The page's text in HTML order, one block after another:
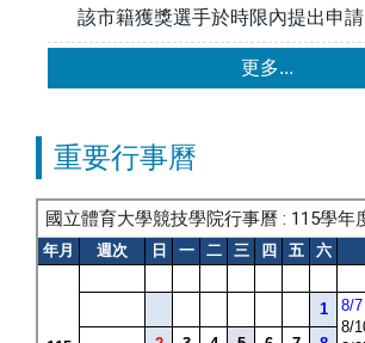
該市籍獲獎選手於時限內提出申請
更多...
重要行事曆